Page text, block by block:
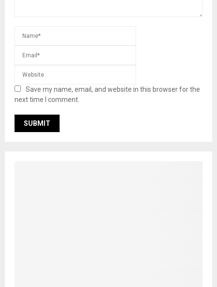
Save my name, email, and website in this browser for the
next time I comment.